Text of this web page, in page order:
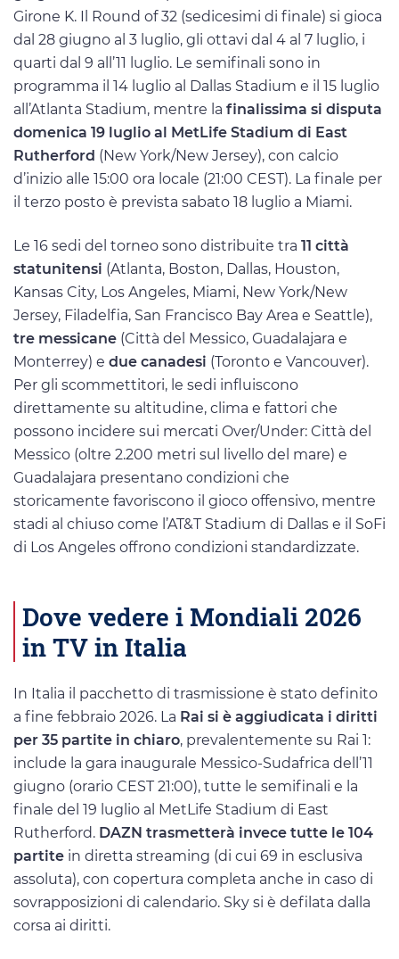
Girone K. Il Round of 32 (sedicesimi di finale) si gioca
dal 28 giugno al 3 luglio, gli ottavi dal 4 al 7 luglio, i
quarti dal 9 all’11 luglio. Le semifinali sono in
programma il 14 luglio al Dallas Stadium e il 15 luglio
all’Atlanta Stadium, mentre la finalissima si disputa
domenica 19 luglio al MetLife Stadium di East
Rutherford (New York/New Jersey), con calcio
d’inizio alle 15:00 ora locale (21:00 CEST). La finale per
il terzo posto è prevista sabato 18 luglio a Miami.
Le 16 sedi del torneo sono distribuite tra 11 città
statunitensi (Atlanta, Boston, Dallas, Houston,
Kansas City, Los Angeles, Miami, New York/New
Jersey, Filadelfia, San Francisco Bay Area e Seattle),
tre messicane (Città del Messico, Guadalajara e
Monterrey) e due canadesi (Toronto e Vancouver).
Per gli scommettitori, le sedi influiscono
direttamente su altitudine, clima e fattori che
possono incidere sui mercati Over/Under: Città del
Messico (oltre 2.200 metri sul livello del mare) e
Guadalajara presentano condizioni che
storicamente favoriscono il gioco offensivo, mentre
stadi al chiuso come l’AT&T Stadium di Dallas e il SoFi
di Los Angeles offrono condizioni standardizzate.
Dove vedere i Mondiali 2026
in TV in Italia
In Italia il pacchetto di trasmissione è stato definito
a fine febbraio 2026. La Rai si è aggiudicata i diritti
per 35 partite in chiaro, prevalentemente su Rai 1:
include la gara inaugurale Messico-Sudafrica dell’11
giugno (orario CEST 21:00), tutte le semifinali e la
finale del 19 luglio al MetLife Stadium di East
Rutherford. DAZN trasmetterà invece tutte le 104
partite in diretta streaming (di cui 69 in esclusiva
assoluta), con copertura completa anche in caso di
sovrapposizioni di calendario. Sky si è defilata dalla
corsa ai diritti.